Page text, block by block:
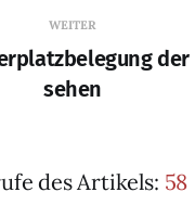
WEITER
sehen
des Artikels: 58